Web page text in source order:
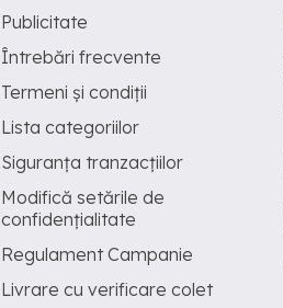
Publicitate
Întrebări frecvente
Termeni și condiții
Lista categoriilor
Siguranța tranzacțiilor
Modifică setările de
confidențialitate
Regulament Campanie
Livrare cu verificare colet